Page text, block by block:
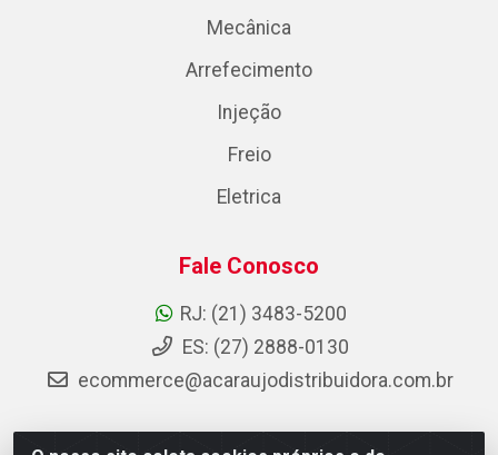
Mecânica
Arrefecimento
Injeção
Freio
Eletrica
Fale Conosco
RJ: (21) 3483-5200
ES: (27) 2888-0130
ecommerce@acaraujodistribuidora.com.br